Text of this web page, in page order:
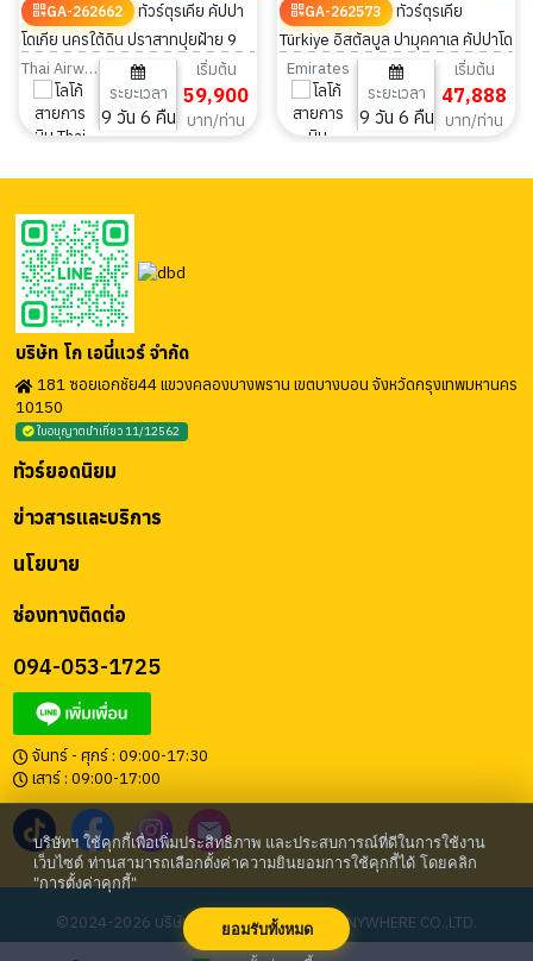
GA-262662
ทัวร์ตุรเคีย คัปปา
โดเกีย นครใต้ดิน ปราสาทปุยฝ้าย 9
วัน 6 คืน Thai Airways
ระยะเวลา
9 วัน 6 คืน
เริ่มต้น
59,900
บาท/ท่าน
GA-262573
ทัวร์ตุรเคีย
Türkiye อิสตัลบูล ปามุคคาเล คัปปาโด
เกีย 9วัน 6คืน
Emirates
ระยะเวลา
9 วัน 6 คืน
เริ่มต้น
47,888
บาท/ท่าน
บริษัท โก เอนี่แวร์ จำกัด
181 ซอยเอกชัย44 แขวงคลองบางพราน เขตบางบอน จังหวัดกรุงเทพมหานคร
10150
ใบอนุญาตนำเที่ยว 11/12562
ช่องทางติดต่อ
094-053-1725
จันทร์ - ศุกร์ : 09:00-17:30
เสาร์ : 09:00-17:00
นโยบาย
ข่าวสารและบริการ
ทัวร์ยอดนิยม
©2024-2026 บริษัท โก เอนี่แวร์ จำกัด | GO ANYWHERE CO.,LTD.
บริษัทฯ ใช้คุกกี้เพื่อเพิ่มประสิทธิภาพ และประสบการณ์ที่ดีในการใช้งาน
เว็บไซต์ ท่านสามารถเลือกตั้งค่าความยินยอมการใช้คุกกี้ได้ โดยคลิก
"การตั้งค่าคุกกี้"
ยอมรับทั้งหมด